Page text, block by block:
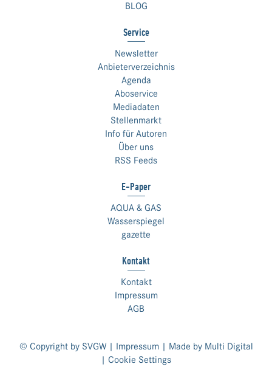
BLOG
Service
Newsletter
Anbieterverzeichnis
Agenda
Aboservice
Mediadaten
Stellenmarkt
Info für Autoren
Über uns
RSS Feeds
E-Paper
AQUA & GAS
Wasserspiegel
gazette
Kontakt
Kontakt
Impressum
AGB
© Copyright by SVGW | Impressum| Made by Multi Digital
| Cookie Settings